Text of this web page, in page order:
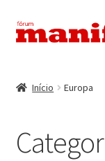
Ir
para
Saltar
para
Eventos
Início Europa